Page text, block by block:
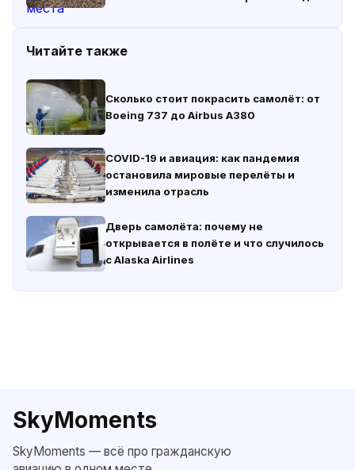
Читайте также
Сколько стоит покрасить самолёт: от
Boeing 737 до Airbus A380
COVID-19 и авиация: как пандемия
остановила мировые перелёты и
изменила отрасль
Дверь самолёта: почему не
открывается в полёте и что случилось
с Alaska Airlines
SkyMoments
SkyMoments — всё про гражданскую